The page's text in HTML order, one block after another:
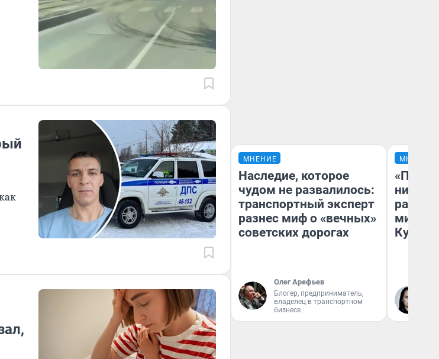
МНЕНИЕ
Наследие, которое
чудом не развалилось:
транспортный эксперт
разнес миф о «вечных»
советских дорогах
Олег Арефьев
Блогер, предприниматель,
владелец в транспортном
бизнесе
МНЕНИЕ
Кузи в